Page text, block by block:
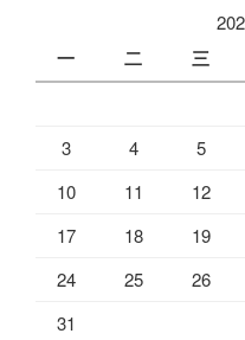
一 二 三
3
4 5
10
11 12
17
18 19
24
25 26
31